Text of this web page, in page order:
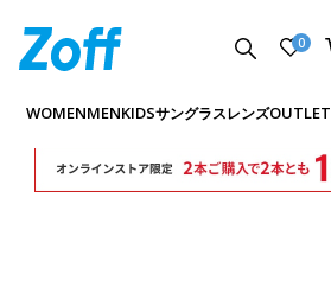
0
WOMENMENKIDSサングラスレンズOUTLET
商品詳細ページへ